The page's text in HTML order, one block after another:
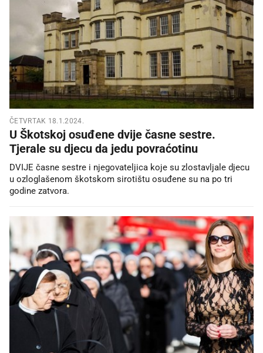
ČETVRTAK 18.1.2024.
U Škotskoj osuđene dvije časne sestre.
Tjerale su djecu da jedu povraćotinu
DVIJE časne sestre i njegovateljica koje su zlostavljale djecu
u ozloglašenom škotskom sirotištu osuđene su na po tri
godine zatvora.